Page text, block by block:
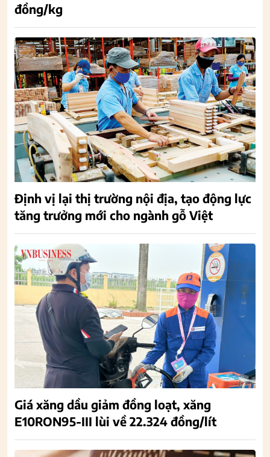
đồng/kg
Định vị lại thị trường nội địa, tạo động lực
tăng trưởng mới cho ngành gỗ Việt
Giá xăng dầu giảm đồng loạt, xăng
E10RON95-III lùi về 22.324 đồng/lít